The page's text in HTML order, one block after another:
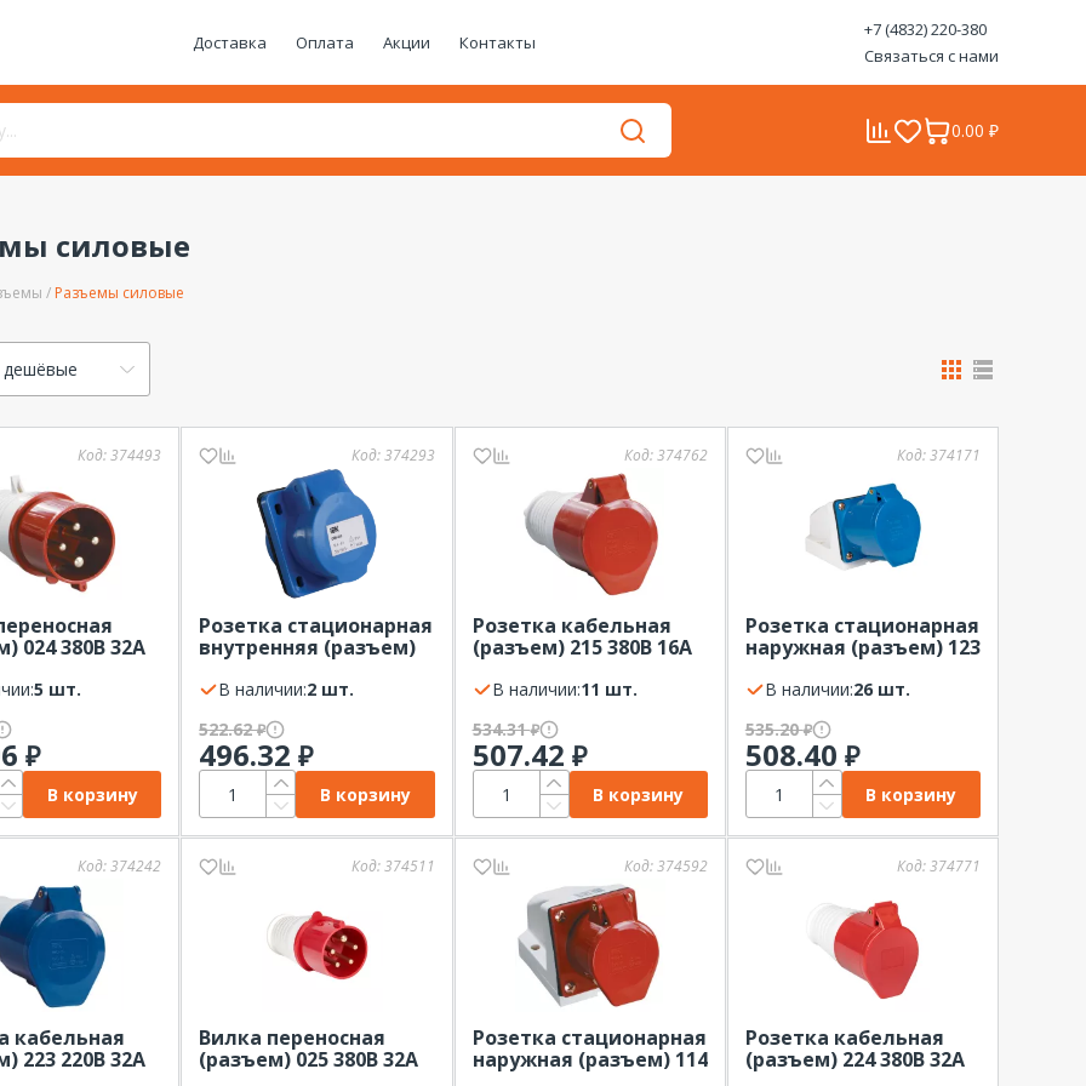
Доставка Оплата Акции Контакты
+7 (4832) 220-380
Связаться с нами
0.00 ₽
силовые
Разъемы силовые
дешёвые
Код:374493
024 380В 32А
5 шт.
₽
В корзину
Код:374293
Розетка стационарная
внутренняя (разъем)
ССИ (2P+PE)
В наличии:
2 шт.
522.62₽
496.32₽
В корзину
Код:374762
Розетка кабельная
(разъем) 215 380В 16А
В наличии:
11 шт.
534.31₽
507.42 ₽
В корзину
Код:374171
Розетка стационарная
наружная (разъем) 123
(2Р+РЕ)
В наличии:
26 шт.
535.20₽
508.40 ₽
В корзину
Код:374242
кабельная
223 220В 32А
ССИ (2P+PE)
Код:374511
Вилка переносная
(разъем) 025 380В 32А
IP44 EKF (3P+PE+N)
Код:374592
Розетка стационарная
наружная (разъем) 114
380В 16А IP44 IEK ССИ
Код:374771
Розетка кабельная
(разъем) 224 380В 32А
IP44 EKF (3P+РЕ)